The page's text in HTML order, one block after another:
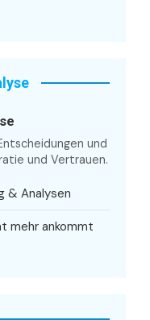
und
und Vertrauen.
& Analysen
mehr ankommt